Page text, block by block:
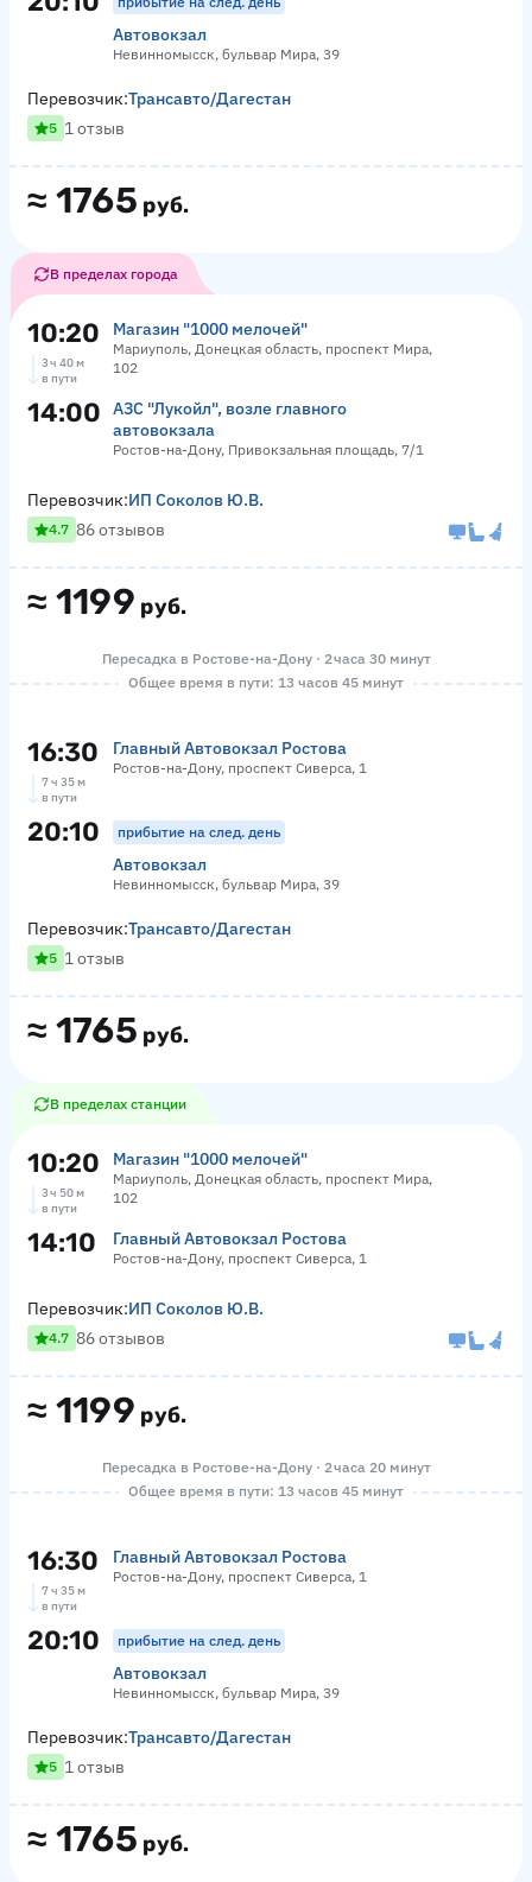
Автовокзал
Невинномысск, бульвар Мира, 39
≈ 1765 руб.
Перевозчик:Трансавто/Дагестан
5 1 отзыв
В пределах города
10:20 Магазин "1000 мелочей"
Мариуполь, Донецкая область, проспект Мира,
102
3 ч 40 м
в пути
14:00
АЗС "Лукойл", возле главного
автовокзала
Ростов-на-Дону, Привокзальная площадь, 7/1
≈ 1199 руб.
Перевозчик:ИП Соколов Ю.В.
4.7 86 отзывов
Пересадка в Ростове-на-Дону · 2 часа 30 минут
Общее время в пути: 13 часов 45 минут
16:30 Главный Автовокзал Ростова
Ростов-на-Дону, проспект Сиверса, 1
7 ч 35 м
в пути
20:10 прибытие на след. день
Автовокзал
Невинномысск, бульвар Мира, 39
≈ 1765 руб.
Перевозчик:Трансавто/Дагестан
5 1 отзыв
В пределах станции
10:20 Магазин "1000 мелочей"
Мариуполь, Донецкая область, проспект Мира,
102
3 ч 50 м
в пути
14:10 Главный Автовокзал Ростова
Ростов-на-Дону, проспект Сиверса, 1
≈ 1199 руб.
Перевозчик:ИП Соколов Ю.В.
4.7 86 отзывов
Пересадка в Ростове-на-Дону · 2 часа 20 минут
Общее время в пути: 13 часов 45 минут
16:30 Главный Автовокзал Ростова
Ростов-на-Дону, проспект Сиверса, 1
7 ч 35 м
в пути
20:10 прибытие на след. день
Автовокзал
Невинномысск, бульвар Мира, 39
≈ 1765 руб.
Перевозчик:Трансавто/Дагестан
5 1 отзыв